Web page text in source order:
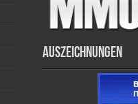
Auszeichnungen